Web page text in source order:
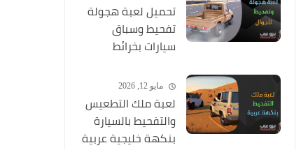
تحميل لعبة هجولة
تفحيط وسباق
سيارات بخرائط
مايو 12, 2026
لعبة ملك التطعيس
والتفحيط بالسيارة
بنكهة خليجية عربية